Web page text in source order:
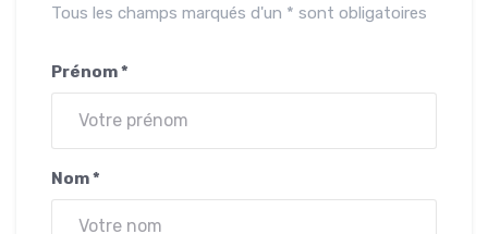
Tous les champs marqués d'un * sont obligatoires
Prénom *
Nom *